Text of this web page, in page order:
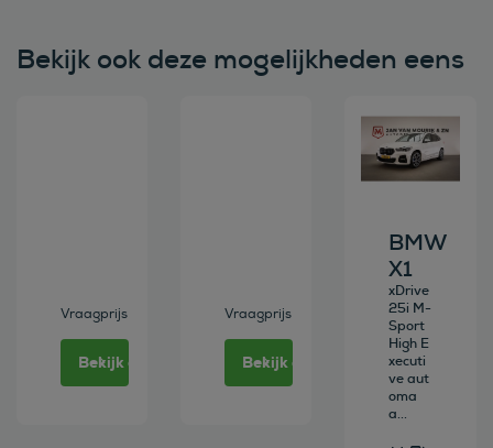
Bekijk ook deze mogelijkheden eens
Vraagprijs
Bekijk deze auto
Vraagprijs
Bekijk deze auto
Bekijk deze
BMW
X1
xDrive
25i M-
Sport
High E
xecuti
ve aut
oma
a...